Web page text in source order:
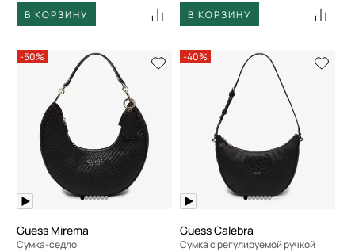
В КОРЗИНУ
В КОРЗИНУ
-50%
Guess Mirema
Сумка-седло
-40%
Guess Calebra
Сумка с регулируемой ручкой